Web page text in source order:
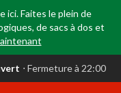
ici. Faites le plein de
de sacs à dos et
⋅ Fermeture à 22:00